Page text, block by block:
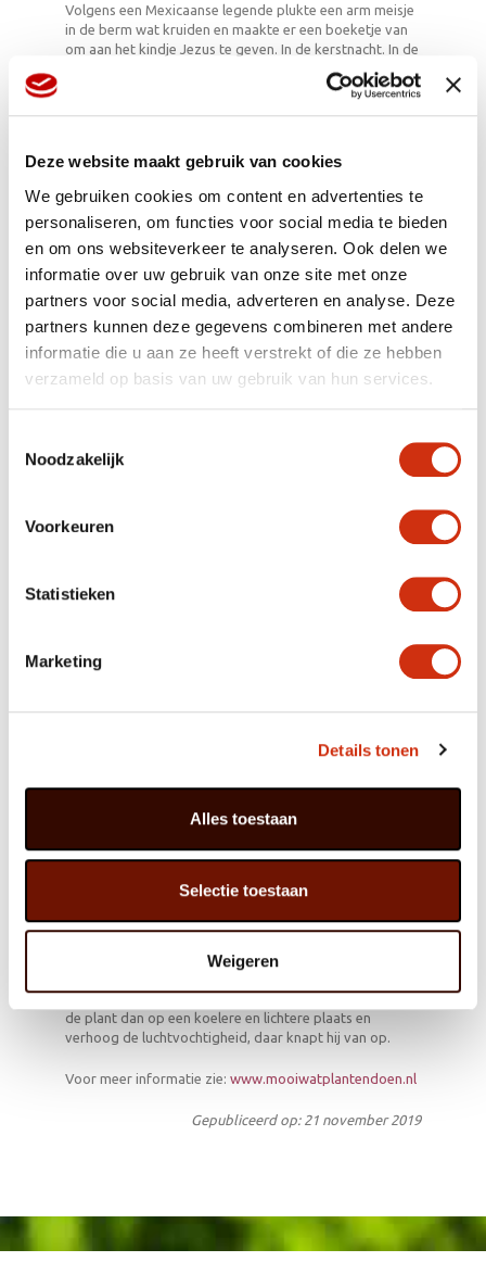
Deze website maakt gebruik van cookies
We gebruiken cookies om content en advertenties te
personaliseren, om functies voor social media te bieden
en om ons websiteverkeer te analyseren. Ook delen we
informatie over uw gebruik van onze site met onze
partners voor social media, adverteren en analyse. Deze
partners kunnen deze gegevens combineren met andere
informatie die u aan ze heeft verstrekt of die ze hebben
verzameld op basis van uw gebruik van hun services.
Noodzakelijk
Voorkeuren
Statistieken
Marketing
Details tonen
Alles toestaan
Selectie toestaan
Weigeren
Volgens een Mexicaanse legende plukte een arm meisje
in de berm wat kruiden en maakte er een boeketje van
om aan het kindje Jezus te geven. In de kerstnacht. In de
kerstnacht begon het tuiltje met rode en groene
bloemen te bloeien, wat de kerk beschouwde als
Mexicaans kruid
Kerstster (de botanische naam is Poinsettia) komt uit
kruidachtige struik die wel 4 meter hoog kan worden.
De plant bloeit buiten van november tot februari en in
de zomer is de struik kaal. De plant werd door de
Azteken als heilig beschouwd, ze noemden hem Cuitla-
xochitl.
QUOTE
new surroundings. Colour is not something one has,
“Mijn poinsettia leek niet rood tot ik hem op een andere
Arthur Japin – De zwarte met het witte hart
Na een intensief jaar is het mooi en zacht landen met
kerststerren in snoepkleuren. Zet ze in gebreide
opgewekt, modern decembergevoel. De grotere
de hele kamer: overal vriendelijkheid en vrolijke kleuren,
voor een mooie, luxe grande finale van 2019.
• Kerstster is gevoelig voor kou, pak hem na aankoop
• De plant staat graag licht, zonder felle zon.
• De kluit mag altijd licht vochtig zijn.
• De plant kan niet tegen tocht of heel warme plekken,
zoals boven de verwarming of pal naast een
• Elke twee weken wat plantenvoeding wordt
• Wordt het blad van je Kerstster geel en valt het af? Zet
de plant dan op een koelere en lichtere plaats en
verhoog de luchtvochtigheid, daar knapt hij van op.
Voor meer informatie zie: www.mooiwatplantendoen.nl
Gepubliceerd op: 21 november 2019